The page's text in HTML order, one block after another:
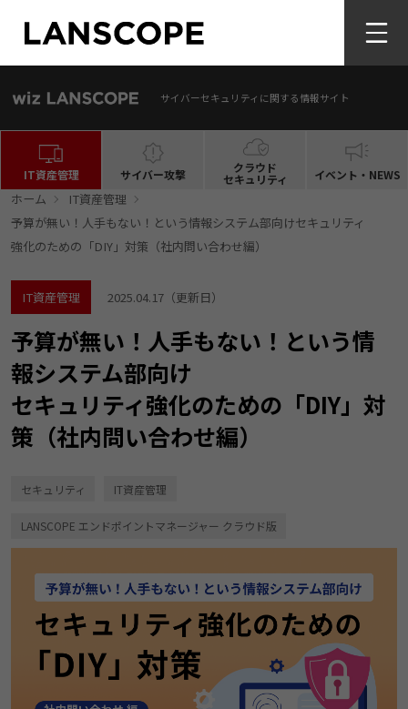
サイバーセキュリティに関する情報サイト
IT資産管理 サイバー攻撃 クラウド
セキュリティ イベント・NEWS
ホーム
IT資産管理
予算が無い！人手もない！という情報システム部向けセキュリティ
強化のための「DIY」対策（社内問い合わせ編）
IT資産管理 2025.04.17（更新日）
予算が無い！人手もない！という情
報システム部向け
セキュリティ強化のための「DIY」対
策（社内問い合わせ編）
セキュリティ IT資産管理
LANSCOPE エンドポイントマネージャー クラウド版